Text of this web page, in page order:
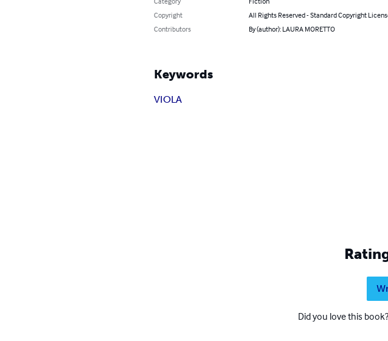
Copyright
All Rights Reserved - Standard Copyright
Contributors
By (author): LAURA MORETTO
Keywords
VIOLA
Did you love this